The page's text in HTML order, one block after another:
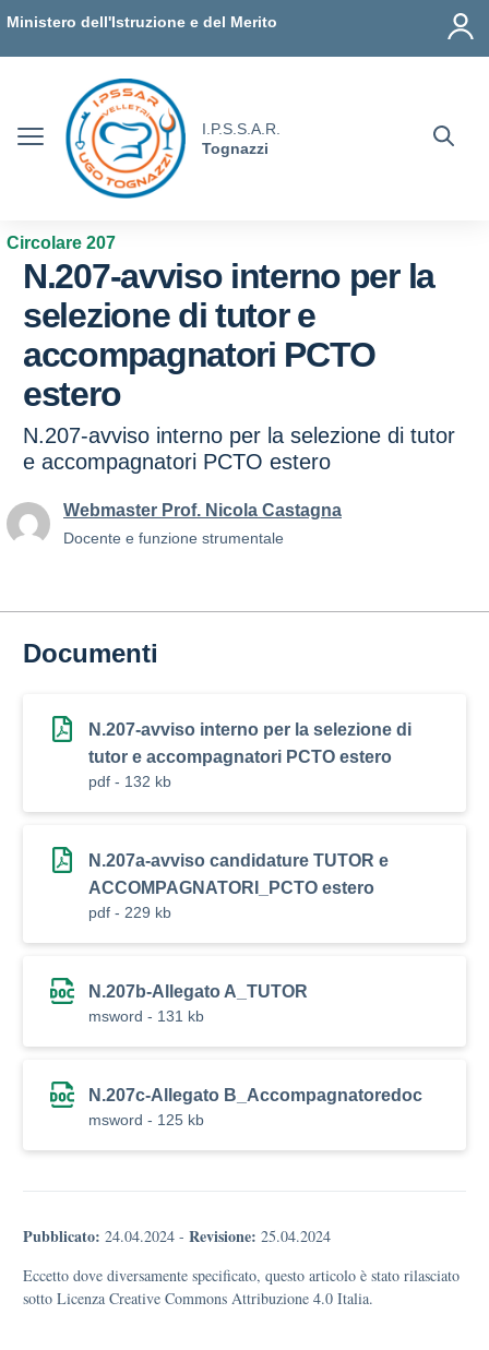
Vai ai contenuti
Vai al menu di navigazione
Vai al footer
Ministero dell'Istruzione e del Merito
I.P.S.S.A.R.
Tognazzi
Circolare 207
N.207-avviso interno per la
selezione di tutor e
accompagnatori PCTO
estero
N.207-avviso interno per la selezione di tutor
e accompagnatori PCTO estero
Webmaster Prof. Nicola Castagna
Docente e funzione strumentale
Documenti
N.207-avviso interno per la selezione di
tutor e accompagnatori PCTO estero
pdf - 132 kb
N.207a-avviso candidature TUTOR e
ACCOMPAGNATORI_PCTO estero
pdf - 229 kb
N.207b-Allegato A_TUTOR
msword - 131 kb
N.207c-Allegato B_Accompagnatoredoc
msword - 125 kb
Pubblicato: 24.04.2024 - Revisione: 25.04.2024
Eccetto dove diversamente specificato, questo articolo è stato rilasciato
sotto Licenza Creative Commons Attribuzione 4.0 Italia.